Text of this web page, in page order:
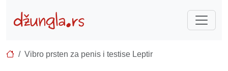
Vibro prsten za penis i testise Leptir